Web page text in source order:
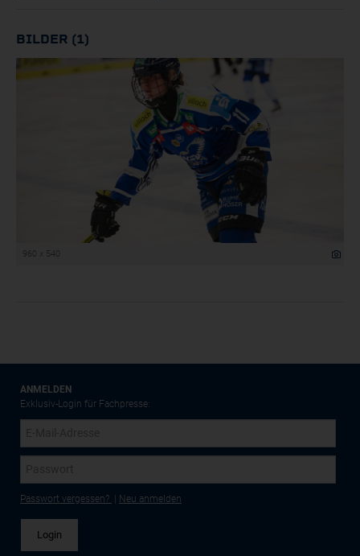
BILDER (1)
960 x 540
ANMELDEN
Exklusiv-Login für Fachpresse:
Passwort vergessen? | Neu anmelden